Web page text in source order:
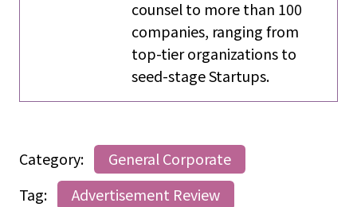
counsel to more than 100
companies, ranging from
top-tier organizations to
seed-stage Startups.
Category:
General Corporate
Tag:
Advertisement Review